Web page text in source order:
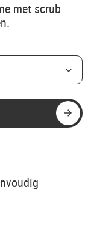
met scrub